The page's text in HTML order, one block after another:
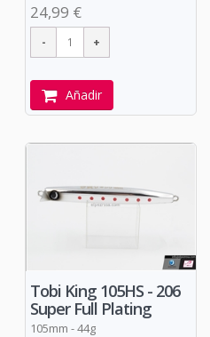
24,99 €
Añadir
Tobi King 105HS - 206
Super Full Plating
105mm - 44g